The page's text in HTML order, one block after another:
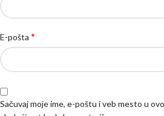
E-pošta *
Sačuvaj moje ime, e-poštu i veb mesto u